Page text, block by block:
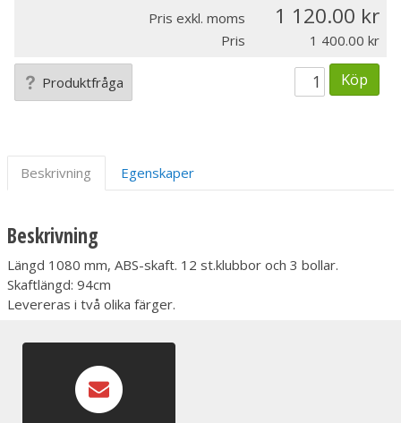
Pris exkl. moms 1 120.00
Pris 1 400.00
Produktfråga Köp
Beskrivning Egenskaper
Beskrivning
Längd 1080 mm, ABS-skaft. 12 st.klubbor och 3 bollar.
Skaftlängd: 94cm
Levereras i två olika färger.